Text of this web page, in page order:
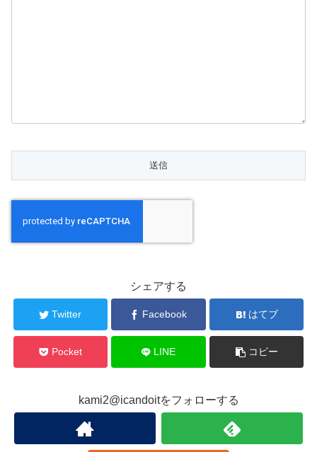
シェアする
Twitter Facebook はてブ
Pocket LINE コピー
kami2@icandoitをフォローする